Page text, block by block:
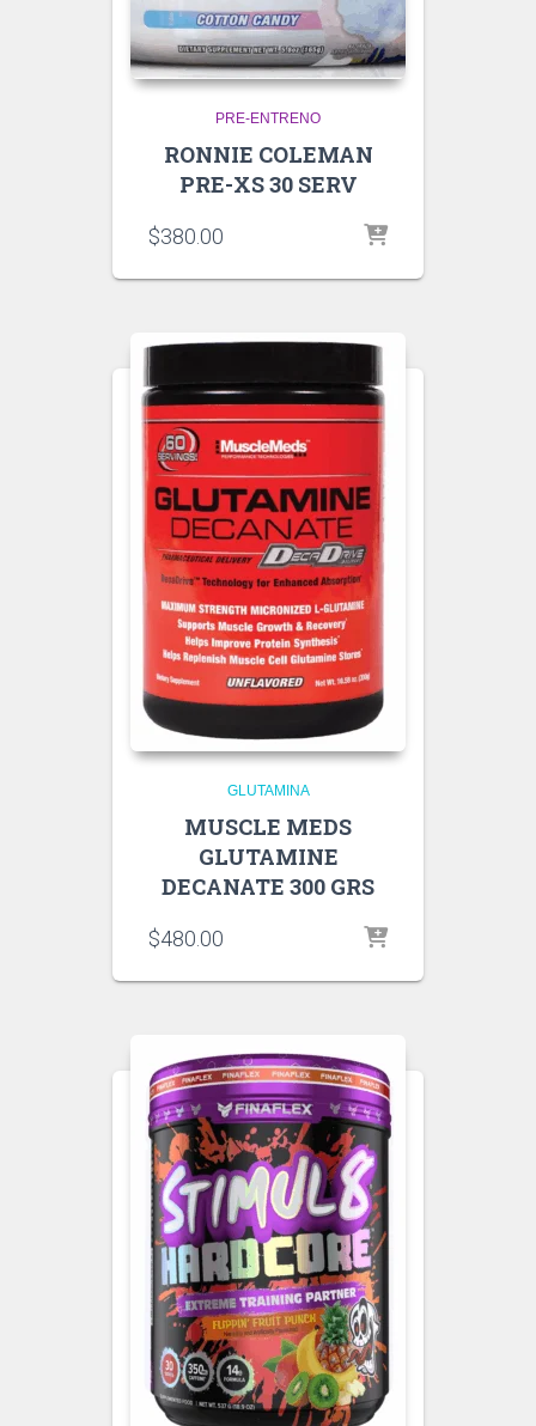
PRE-ENTRENO
RONNIE COLEMAN
PRE-XS 30 SERV
$380.00
GLUTAMINA
MUSCLE MEDS
GLUTAMINE
DECANATE 300 GRS
$480.00